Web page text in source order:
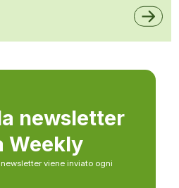
newsletter
Weekly
viene inviato ogni